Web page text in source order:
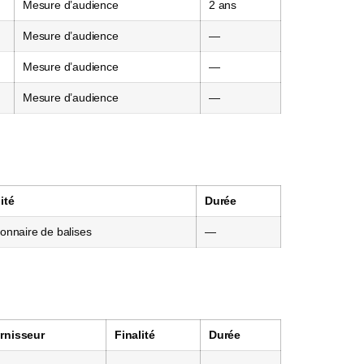
Mesure d’audience 2 ans
Mesure d’audience —
Mesure d’audience —
Mesure d’audience —
Durée
de balises —
Finalité Durée